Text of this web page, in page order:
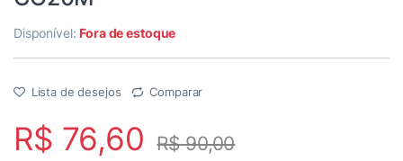
Disponível: Fora de estoque
Lista de desejos Comparar
R$ 76,60 R$90,00